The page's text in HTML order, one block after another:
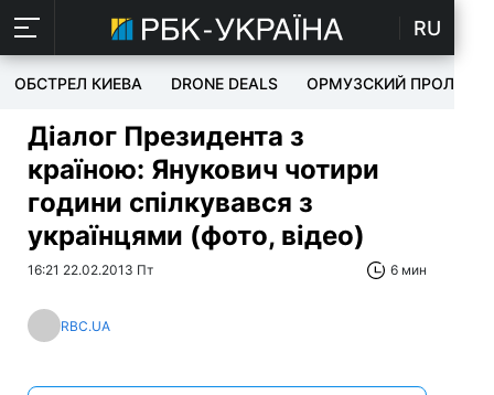
RU
ОБСТРЕЛ КИЕВА DRONE DEALS ОРМУЗСКИЙ ПРОЛИВ
Діалог Президента з
країною: Янукович чотири
години спілкувався з
українцями (фото, відео)
16:21 22.02.2013 Пт 6 мин
RBC.UA